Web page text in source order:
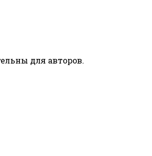
для авторов.